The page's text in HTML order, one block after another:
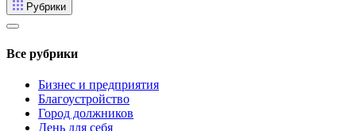
Рубрики
Все рубрики
Бизнес и предприятия
Благоустройство
Город должников
День для себя